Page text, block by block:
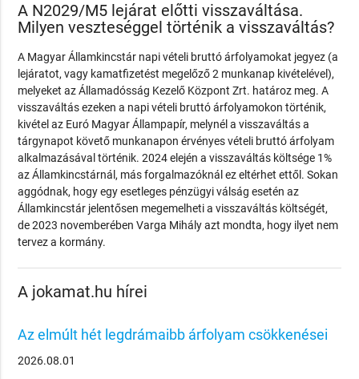
A N2029/M5 lejárat előtti visszaváltása.
Milyen veszteséggel történik a visszaváltás?
A Magyar Államkincstár napi vételi bruttó árfolyamokat jegyez (a
lejáratot, vagy kamatfizetést megelőző 2 munkanap kivételével),
melyeket az Államadósság Kezelő Központ Zrt. határoz meg. A
visszaváltás ezeken a napi vételi bruttó árfolyamokon történik,
kivétel az Euró Magyar Állampapír, melynél a visszaváltás a
tárgynapot követő munkanapon érvényes vételi bruttó árfolyam
alkalmazásával történik. 2024 elején a visszaváltás költsége 1%
az Államkincstárnál, más forgalmazóknál ez eltérhet ettől. Sokan
aggódnak, hogy egy esetleges pénzügyi válság esetén az
Államkincstár jelentősen megemelheti a visszaváltás költségét,
de 2023 novemberében Varga Mihály azt mondta, hogy ilyet nem
tervez a kormány.
A jokamat.hu hírei
Az elmúlt hét legdrámaibb árfolyam csökkenései
2026.08.01